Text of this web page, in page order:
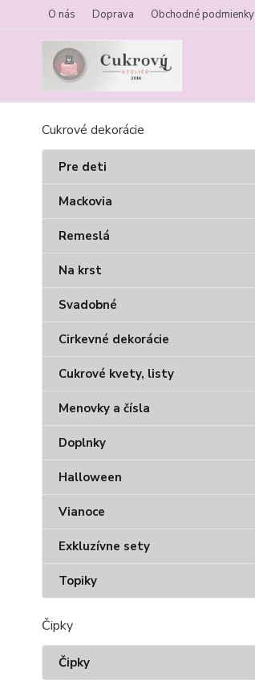
O nás Doprava Obchodné podmienky
Cukrové dekorácie
Pre deti
Mackovia
Remeslá
Na krst
Svadobné
Cirkevné dekorácie
Cukrové kvety, listy
Menovky a čísla
Doplnky
Halloween
Vianoce
Exkluzívne sety
Topiky
Čipky
Čipky